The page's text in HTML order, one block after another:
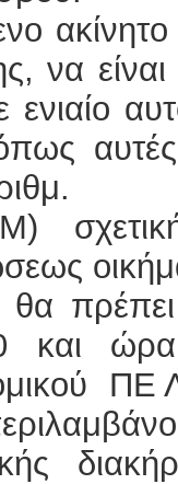
να
ενιαίο
πρέπει
και